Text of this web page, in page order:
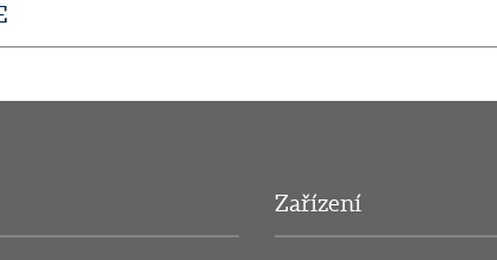
Zařízení